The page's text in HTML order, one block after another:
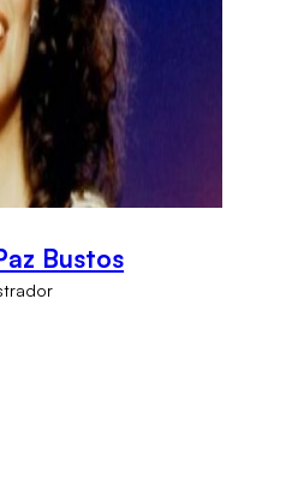
Bustos